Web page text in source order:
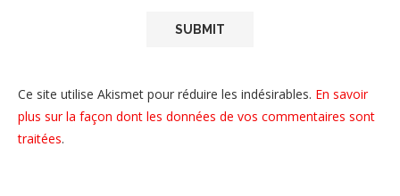
Ce site utilise Akismet pour réduire les indésirables. En savoir
plus sur la façon dont les données de vos commentaires sont
traitées.